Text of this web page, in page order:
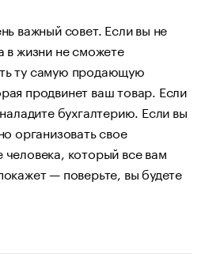
важный совет. Если вы не
в жизни не сможете
ту самую продающую
продвинет ваш товар. Если
бухгалтерию. Если вы
организовать свое
который все вам
— поверьте, вы будете